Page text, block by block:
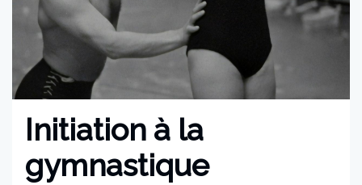
Initiation à la
gymnastique